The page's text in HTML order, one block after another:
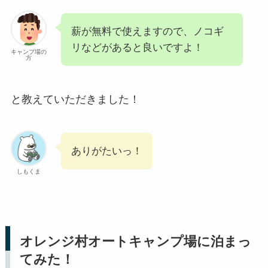
キャンプ場の
方
薪が無料で使えますので、ノコギ
リなどがあると良いですよ！
と教えていただきました！
しもくま
ありがたいっ！
オレンジ村オートキャンプ場に泊まっ
てみた！